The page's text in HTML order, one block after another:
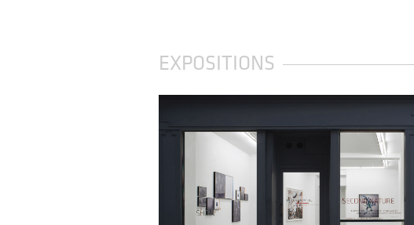
EXPOSITIONS